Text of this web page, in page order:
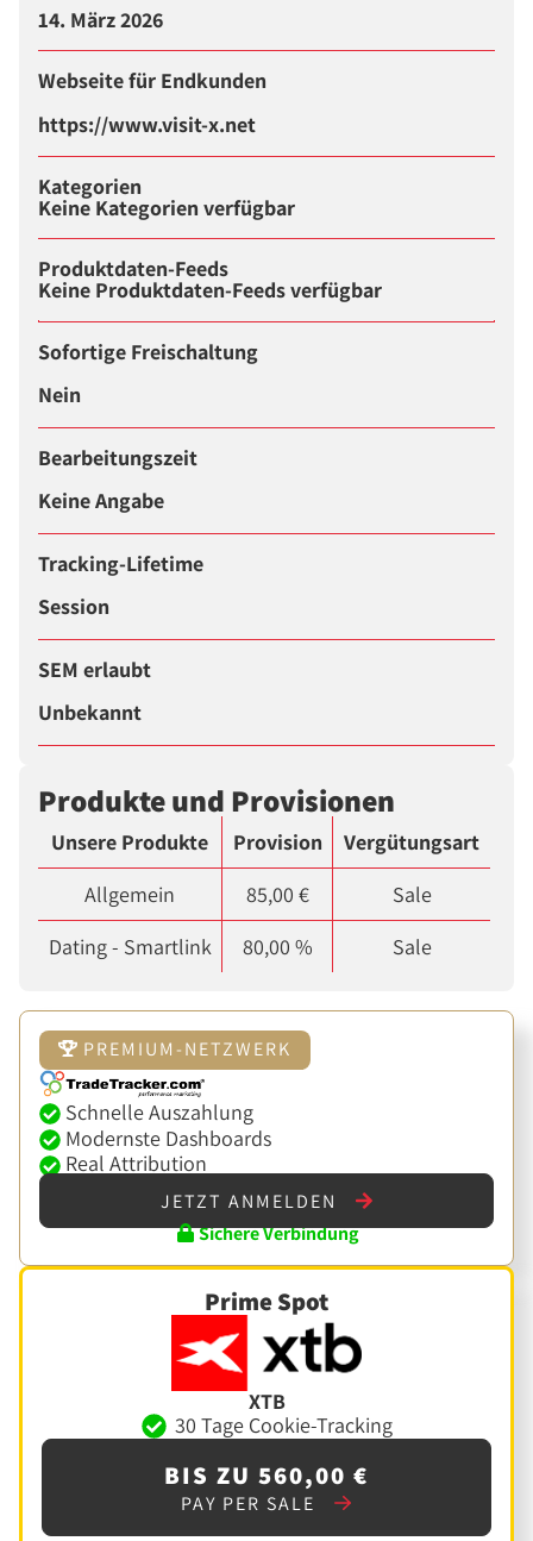
14. März 2026
Webseite für Endkunden
https://www.visit-x.net
Kategorien
Keine Kategorien verfügbar
Produktdaten-Feeds
Keine Produktdaten-Feeds verfügbar
Sofortige Freischaltung
Nein
Bearbeitungszeit
Keine Angabe
Tracking-Lifetime
Session
SEM erlaubt
Unbekannt
Produkte und Provisionen
Unsere Produkte Provision
Vergütungsart
Allgemein
85,00 €
Sale
Dating - Smartlink
80,00 % Sale
PREMIUM-NETZWERK
Schnelle Auszahlung
Modernste Dashboards
Real Attribution
JETZT ANMELDEN
Sichere Verbindung
Prime Spot
XTB
30 Tage Cookie-Tracking
BIS ZU 560,00 €
PAY PER SALE